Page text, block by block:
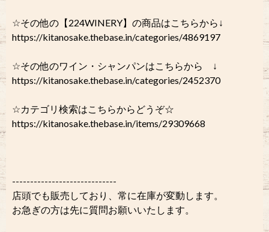
☆その他の【224WINERY】の商品はこちらから↓
https://kitanosake.thebase.in/categories/4869197
☆その他のワイン・シャンパンはこちらから ↓
https://kitanosake.thebase.in/categories/2452370
☆カテゴリ検索はこちらからどうぞ☆
https://kitanosake.thebase.in/items/29309668
-----------------------------
店頭でも販売しており、常に在庫が変動します。
お急ぎの方は先に質問お願いいたします。